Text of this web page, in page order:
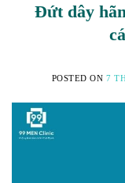
Đứt dây
POSTED ON7